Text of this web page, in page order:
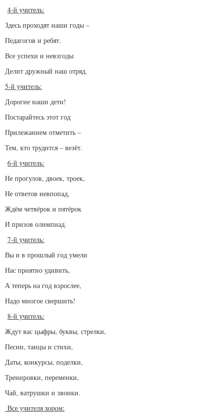
4-й учитель:
Здесь проходят наши годы –
Педагогов и ребят.
Все успехи и невзгоды
Делит дружный наш отряд.
5-й учитель:
Дорогие наши дети!
Постарайтесь этот год
Прилежанием отметить –
Тем, кто трудится – везёт.
6-й учитель:
Не прогулов, двоек, троек,
Не ответов невпопад,
Ждём четвёрок и пятёрок
И призов олимпиад.
7-й учитель:
Вы и в прошлый год умели
Нас приятно удивить,
А теперь на год взрослее,
Надо многое свершить!
8-й учитель:
Ждут вас цыфры, буквы, стрелки,
Песни, танцы и стихи,
Даты, конкурсы, поделки,
Тренировки, переменки,
Чай, ватрушки и звонки.
Все учителя хором: